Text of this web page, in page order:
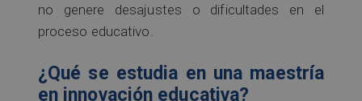
no genere desajustes o dificultades en el
proceso educativo.
¿Qué se estudia en una maestría
en innovación educativa?